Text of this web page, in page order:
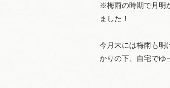
※梅雨の時期で月明
ました！
今月末には梅雨も明
かりの下、自宅でゆ